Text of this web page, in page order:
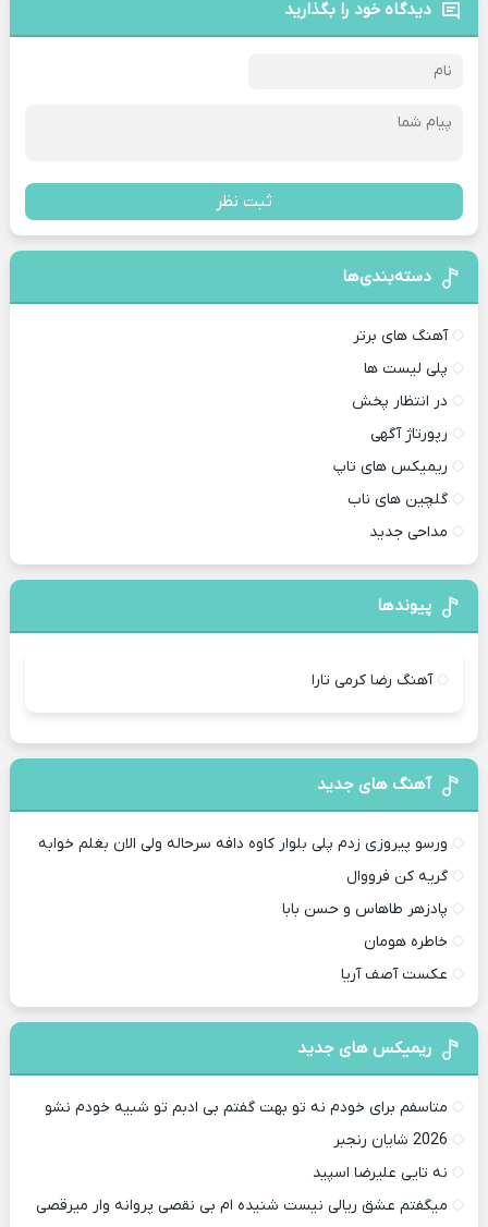
دیدگاه خود را بگذارید
ثبت نظر
دسته‌بندی‌ها
آهنگ های برتر
پلی لیست ها
در انتظار پخش
رپورتاژ آگهی
ریمیکس های تاپ
گلچین های ناب
مداحی جدید
پیوندها
آهنگ رضا کرمی تارا
آهنگ های جدید
ورسو پیروزی زدم پلی بلوار کاوه دافه سرحاله ولی الان بغلم خوابه ‌
گریه کن فرووال
پادزهر طاهاس و حسن بابا
خاطره هومان
عکست آصف آریا
ریمیکس های جدید
متاسفم برای خودم نه تو بهت گفتم بی ادبم تو شبیه خودم نشو ‌ ‌
2026 شایان رنجبر
نه تایی علیرضا اسپید
میگفتم عشق ریالی نیست شنیده ام بی نقصی پروانه وار میرقصی